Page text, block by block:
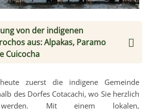
von der indigenen
aus: Alpakas, Paramo
Cuicocha
zuerst die indigene Gemeinde
des Dorfes Cotacachi, wo Sie herzlich
werden. Mit einem lokalen,